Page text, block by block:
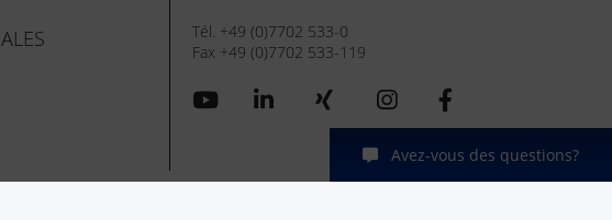
Tél. +49 (0)7702 533-0
Fax +49 (0)7702 533-119
Avez-vous des questions?